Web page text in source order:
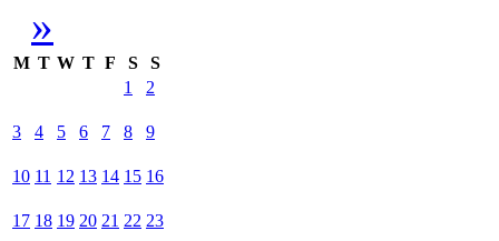
»
M T W T F S
S
1
2
3 4 5 6 7 8 9
10 11 12 13 14 15 16
17 18 19 20 21 22 23